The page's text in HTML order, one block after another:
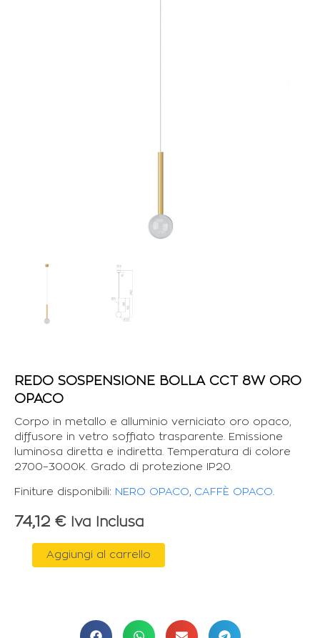
REDO SOSPENSIONE BOLLA CCT 8W ORO
OPACO
Corpo in metallo e alluminio verniciato oro opaco,
diffusore in vetro soffiato trasparente. Emissione
luminosa diretta e indiretta. Temperatura di colore
2700–3000K. Grado di protezione IP20.
Finiture disponibili: NERO OPACO, CAFFÈ OPACO.
74,12 € Iva Inclusa
REDO
SOSPENSIONE
Aggiungi al carrello